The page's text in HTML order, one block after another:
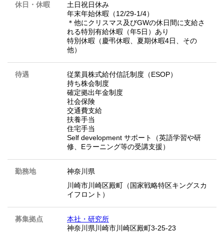
休日・休暇
土日祝日休み
年末年始休暇（12/29-1/4）
＊他にクリスマス及びGWの休日間に支給さ
れる特別有給休暇（年5日）あり
特別休暇（慶弔休暇、夏期休暇4日、その
他）
待遇
従業員株式給付信託制度（ESOP）
持ち株会制度
確定拠出年金制度
社会保険
交通費支給
扶養手当
住宅手当
Self development サポート（英語学習や研
修、Eラーニング等の受講支援）
勤務地
神奈川県
川崎市川崎区殿町（国家戦略特区キングスカ
イフロント）
募集拠点
本社・研究所
神奈川県川崎市川崎区殿町3-25-23